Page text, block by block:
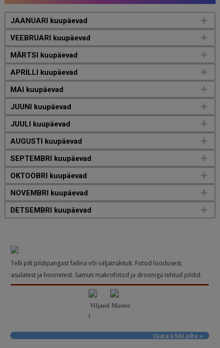
JAANUARI kuupäevad
VEEBRUARI kuupäevad
MÄRTSI kuupäevad
APRILLI kuupäevad
MAI kuupäevad
JUUNI kuupäevad
JUULI kuupäevad
AUGUSTI kuupäevad
SEPTEMBRI kuupäevad
OKTOOBRI kuupäevad
NOVEMBRI kuupäevad
DETSEMBRI kuupäevad
Telli pilt pildipangast failina või väljatrükitult. Fotod loodusest,
asulatest ja hoonetest. Samuti makrofotod ja drooniga tehtud pildid.
Viljand
i
Muster
Vaata kõiki pilte »